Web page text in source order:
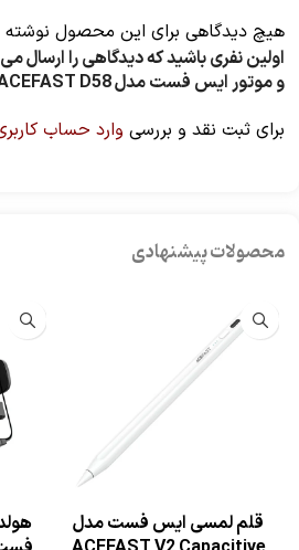
هیچ دیدگاهی برای این محصول
اولین نفری باشید که دیدگاهی را ارسال
و موتور ایس فست مدل ACEFAST D58”
برای ثبت نقد و بررسی وارد حساب
محصولات پیشنهادی
قلم لمسی ایس فست مدل